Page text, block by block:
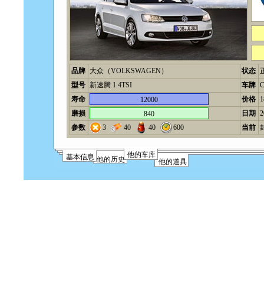
品牌 大众（VOLKSWAGEN） 状态
型号 新速腾 1.4TSI 车牌
寿命
12000 价格
磨损
840 日期
参数
3 40 40 600 当前
基本信息 他的历史
他的车库
他的道具